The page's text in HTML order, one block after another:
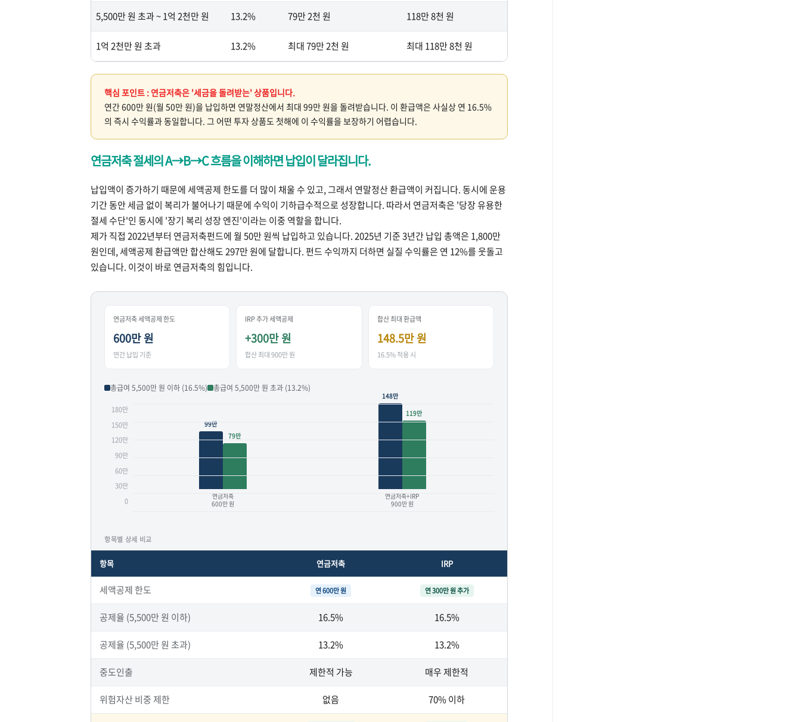
5,500만 원 초과 ~ 1억 2천만 원 13.2% 79만 2천 원 118만 8천 원
1억 2천만 원 초과 13.2% 최대 79만 2천 원 최대 118만 8천 원
핵심 포인트 : 연금저축은 '세금을 돌려받는' 상품입니다.
연간 600만 원(월 50만 원)을 납입하면 연말정산에서 최대 99만 원을 돌려받습니다. 이 환급액은 사실상 연 16.5%
의 즉시 수익률과 동일합니다. 그 어떤 투자 상품도 첫해에 이 수익률을 보장하기 어렵습니다.
연금저축 절세의 A→B→C 흐름을 이해하면 납입이 달라집니다.
납입액이 증가하기 때문에 세액공제 한도를 더 많이 채울 수 있고, 그래서 연말정산 환급액이 커집니다. 동시에 운용
기간 동안 세금 없이 복리가 불어나기 때문에 수익이 기하급수적으로 성장합니다. 따라서 연금저축은 '당장 유용한
절세 수단'인 동시에 '장기 복리 성장 엔진'이라는 이중 역할을 합니다.
제가 직접 2022년부터 연금저축펀드에 월 50만 원씩 납입하고 있습니다. 2025년 기준 3년간 납입 총액은 1,800만
원인데, 세액공제 환급액만 합산해도 297만 원에 달합니다. 펀드 수익까지 더하면 실질 수익률은 연 12%를 웃돌고
있습니다. 이것이 바로 연금저축의 힘입니다.
연금저축 세액공제 한도
600만 원
연간 납입 기준
IRP 추가 세액공제
+300만 원
합산 최대 900만 원
합산 최대 환급액
148.5만 원
16.5% 적용 시
총급여 5,500만 원 이하 (16.5%) 총급여 5,500만 원 초과 (13.2%)
180만
150만
120만
90만
60만
30만
0
99만
79만
연금저축
600만 원
148만
119만
연금저축+IRP
900만 원
항목별 상세 비교
항목 연금저축 IRP
세액공제 한도 연 600만 원 연 300만 원 추가
공제율 (5,500만 원 이하) 16.5% 16.5%
공제율 (5,500만 원 초과) 13.2% 13.2%
중도인출 제한적 가능 매우 제한적
위험자산 비중 제한 없음 70% 이하